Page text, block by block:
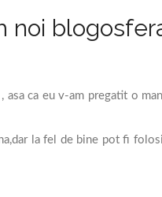
noi
ca eu v-am pregatit o
la fel de bine pot fi